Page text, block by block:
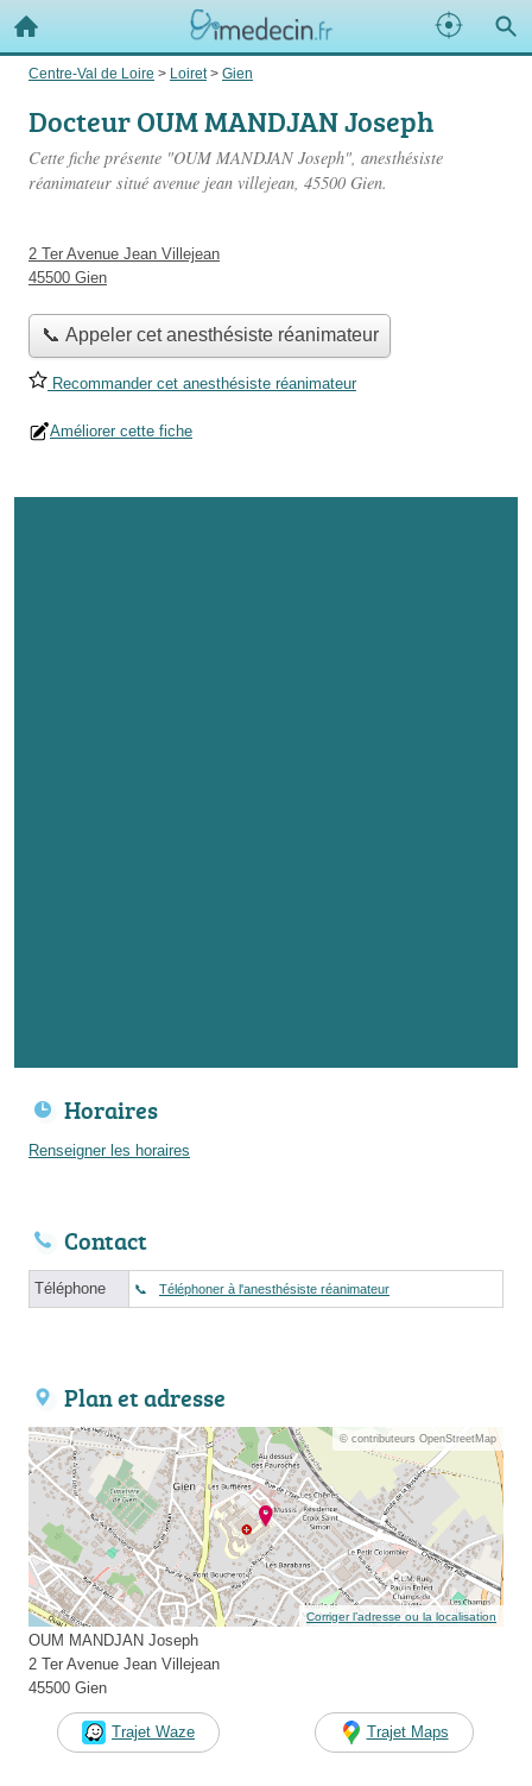
Centre-Val de Loire > Loiret> Gien
Docteur OUM MANDJAN Joseph
Cette fiche présente "OUM MANDJAN Joseph", anesthésiste
réanimateur situé avenue jean villejean, 45500 Gien.
2 Ter Avenue Jean Villejean
45500 Gien
📞 Appeler cet anesthésiste réanimateur
Recommander cet anesthésiste réanimateur
Améliorer cette fiche
Horaires
Renseigner les horaires
Contact
Téléphone Téléphoner à l'anesthésiste réanimateur
Plan et adresse
© contributeurs OpenStreetMap
Corriger l’adresse ou la localisation
OUM MANDJAN Joseph
2 Ter Avenue Jean Villejean
45500 Gien
Trajet Waze Trajet Maps